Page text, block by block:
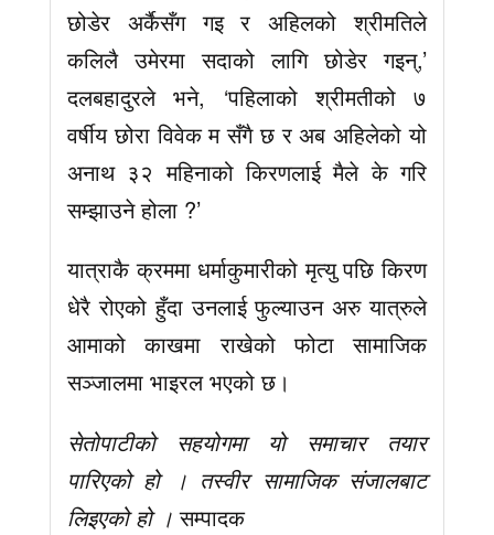
छोडेर अर्कैसँग गइ र अहिलको श्रीमतिले
कलिलै उमेरमा सदाको लागि छोडेर गइन्,’
दलबहादुरले भने, ‘पहिलाको श्रीमतीको ७
वर्षीय छोरा विवेक म सँगै छ र अब अहिलेको यो
अनाथ ३२ महिनाको किरणलाई मैले के गरि
सम्झाउने होला ?’
यात्राकै क्रममा धर्माकुमारीको मृत्यु पछि किरण
धेरै रोएको हुँदा उनलाई फुल्याउन अरु यात्रुले
आमाको काखमा राखेको फोटा सामाजिक
सञ्जालमा भाइरल भएको छ।
सेतोपाटीको सहयोगमा यो समाचार तयार
पारिएको हो । तस्वीर सामाजिक संजालबाट
लिइएको हो ।सम्पादक